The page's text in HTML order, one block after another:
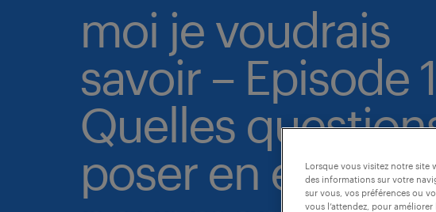
moi je voudrais
savoir – Episode
Quelles
poser en
Lorsque vous visitez notre site
des informations sur votre
sur vous, vos préférences ou
vous l’attendez, pour